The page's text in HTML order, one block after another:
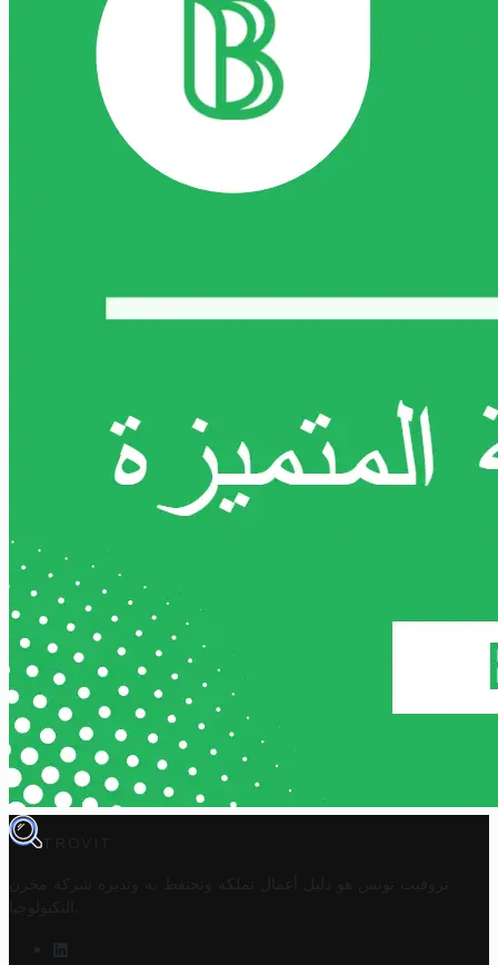
TROVIT
تروفيت تونس هو دليل أعمال تملكه وتحتفظ به وتديره
شركة مخزن
التكنولوجيا